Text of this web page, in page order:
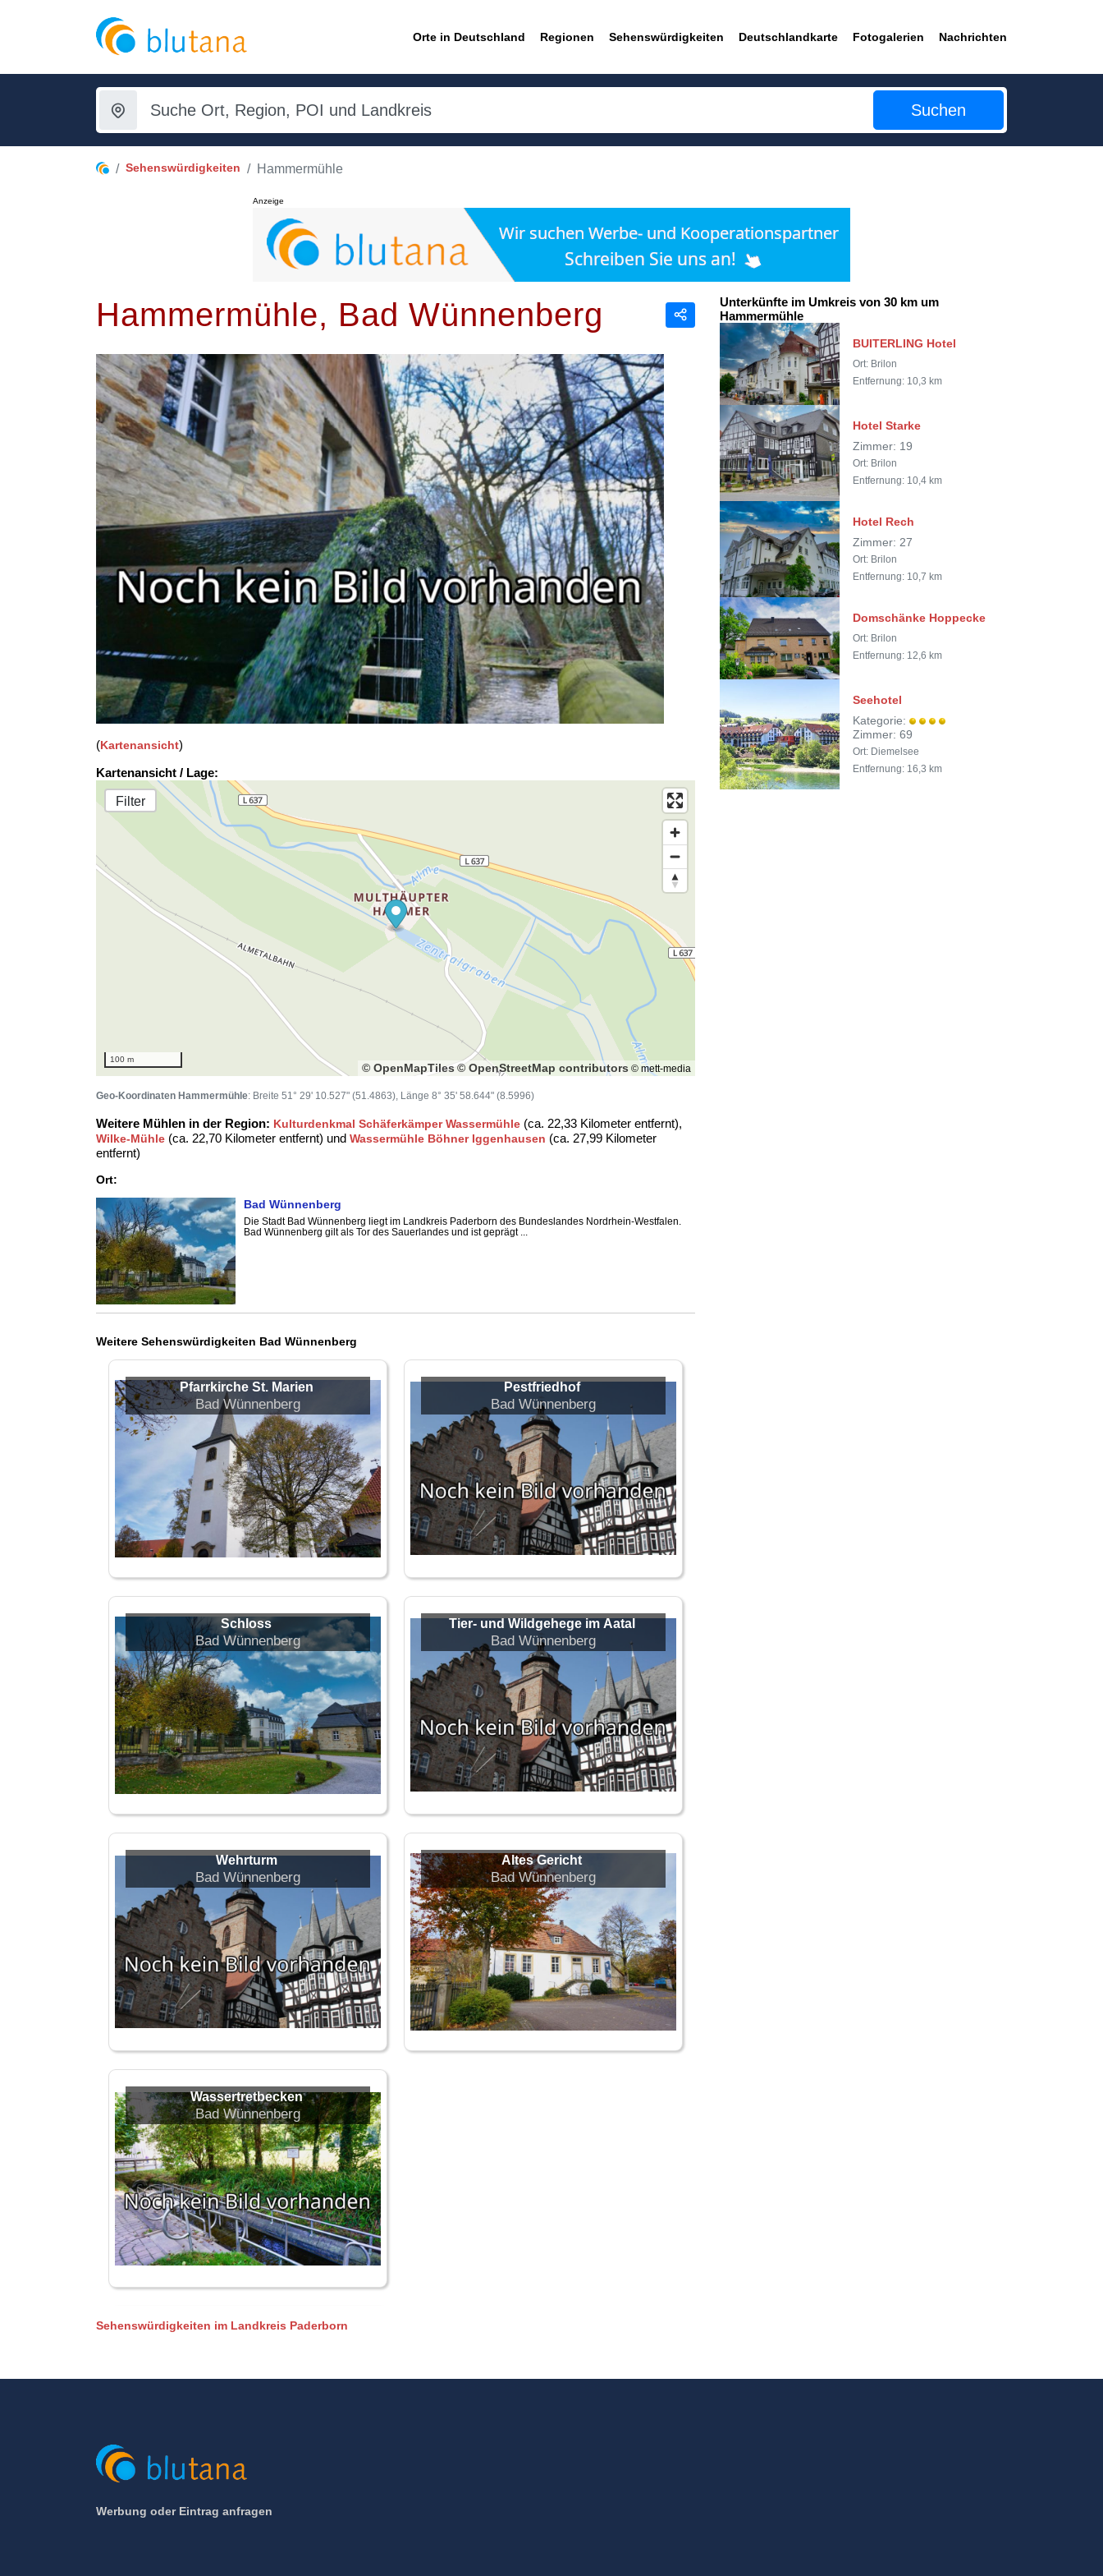
Orte in Deutschland Regionen Sehenswürdigkeiten Deutschlandkarte Fotogalerien Nachrichten
Suchen
Sehenswürdigkeiten Hammermühle
Anzeige
Hammermühle, Bad Wünnenberg Teilen
(Kartenansicht)
Kartenansicht / Lage:
Filter
100 m
© OpenMapTiles© OpenStreetMap contributors © mett-media
Geo-Koordinaten Hammermühle: Breite 51° 29' 10.527" (51.4863), Länge 8° 35' 58.644" (8.5996)
Weitere Mühlen in der Region: Kulturdenkmal Schäferkämper Wassermühle (ca. 22,33 Kilometer entfernt),
Wilke-Mühle (ca. 22,70 Kilometer entfernt) und Wassermühle Böhner Iggenhausen (ca. 27,99 Kilometer
entfernt)
Ort:
Bad Wünnenberg
Die Stadt Bad Wünnenberg liegt im Landkreis Paderborn des Bundeslandes Nordrhein-Westfalen.
Bad Wünnenberg gilt als Tor des Sauerlandes und ist geprägt ...
Weitere Sehenswürdigkeiten Bad Wünnenberg
Pfarrkirche St. Marien
Bad Wünnenberg
Schloss
Bad Wünnenberg
Wehrturm
Bad Wünnenberg
Wassertretbecken
Bad Wünnenberg
Pestfriedhof
Bad Wünnenberg
Tier- und Wildgehege im Aatal
Bad Wünnenberg
Altes Gericht
Bad Wünnenberg
Sehenswürdigkeiten im Landkreis Paderborn
Unterkünfte im Umkreis von 30 km um
Hammermühle
BUITERLING Hotel
Ort: Brilon
Entfernung: 10,3 km
Hotel Starke
Zimmer: 19
Ort: Brilon
Entfernung: 10,4 km
Hotel Rech
Zimmer: 27
Ort: Brilon
Entfernung: 10,7 km
Domschänke Hoppecke
Ort: Brilon
Entfernung: 12,6 km
Seehotel
Kategorie:
Zimmer: 69
Ort: Diemelsee
Entfernung: 16,3 km
Werbung oder Eintrag anfragen